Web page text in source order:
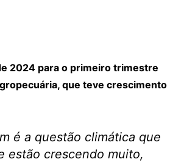
2024 para o primeiro trimestre
que teve crescimento
é a questão climática que
estão crescendo muito,